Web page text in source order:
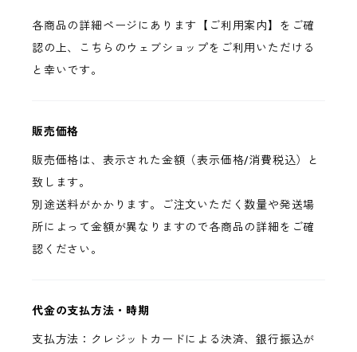
各商品の詳細ページにあります【ご利用案内】をご確
認の上、こちらのウェブショップをご利用いただける
と幸いです。
販売価格
販売価格は、表示された金額（表示価格/消費税込）と
致します。
別途送料がかかります。ご注文いただく数量や発送場
所によって金額が異なりますので各商品の詳細をご確
認ください。
代金の支払方法・時期
支払方法：クレジットカードによる決済、銀行振込が